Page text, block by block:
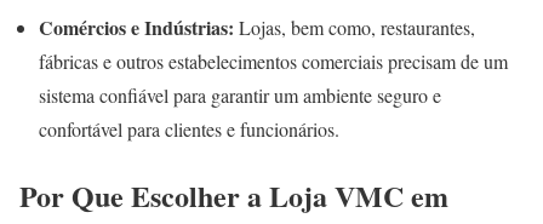
Comércios e Indústrias: Lojas, bem como, restaurantes,
fábricas e outros estabelecimentos comerciais precisam de um
sistema confiável para garantir um ambiente seguro e
confortável para clientes e funcionários.
Por Que Escolher a Loja VMC em